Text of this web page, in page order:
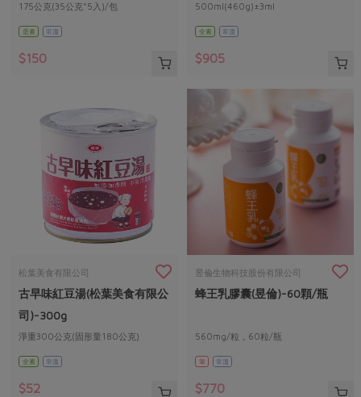
調理食材・點心
調味醬料/南北貨 烘焙
美妝保養 個人清潔
家庭清潔
日用品
素食專區
醬料
湯品．鍋物
涼拌沙拉
主題食譜
異國料理
節慶大餐
高麗菜海鮮煎餅
合作25-精選產品第三彈
更多當季產品
主婦聯盟X樂齡網特約優惠案
30%rPET紅烏龍茶
2024農業發展計畫年度報告
更多議題活動
把最好的台灣味帶回家！
減硝酸鹽
公益金 食農教育
更多議題
生活者e週報
綠主張月刊
典藏閱覽室
自主把關
檢驗報告
硝酸鹽檢驗
社員權益
合作社法規
社務專區
選舉專區
媒體報導
下載專區
地區活動
175公克(35公克*5入)/包
蛋素 常溫
$150
500ml(460g)±3ml
全素 常溫
$905
松葉美食有限公司
古早味紅豆湯(松葉美食有限公
司)-300g
淨重300公克(固形量180公克)
全素 常溫
$52
昱倫生物科技股份有限公司
蜂王乳膠囊(昱倫)-60顆/瓶
560mg/粒，60粒/瓶
葷 常溫
$770